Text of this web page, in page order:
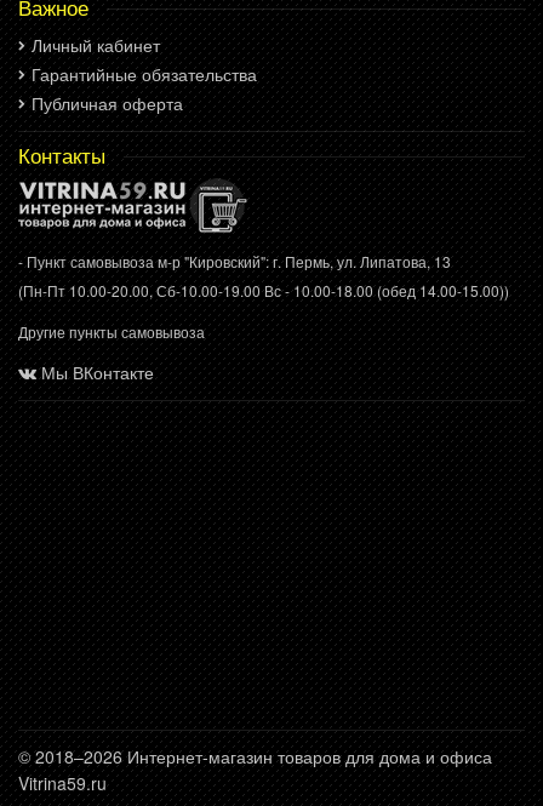
Важное
Личный кабинет
Гарантийные обязательства
Публичная оферта
Контакты
- Пункт самовывоза м-р "Кировский": г. Пермь, ул. Липатова, 13
(Пн-Пт 10.00-20.00, Сб-10.00-19.00 Вс - 10.00-18.00 (обед 14.00-15.00))
Другие пункты самовывоза
Мы ВКонтакте
© 2018–2026 Интернет-магазин товаров для дома и офиса
Vitrina59.ru